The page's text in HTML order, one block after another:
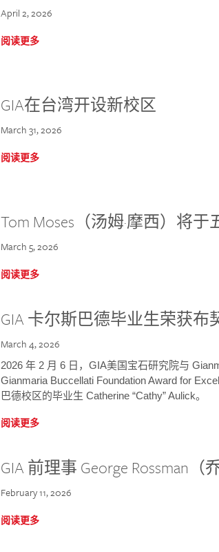
April 2, 2026
阅读更多
GIA在台湾开设新校区
March 31, 2026
阅读更多
Tom Moses（汤姆·摩西）将于
March 5, 2026
阅读更多
GIA 卡尔斯巴德毕业生荣获
March 4, 2026
2026 年 2 月 6 日，GIA美国宝石研究院与
Gianmaria Buccellati Foundation Award for
巴德校区的毕业生 Catherine “Cathy” Aulick。
阅读更多
GIA 前理事 George Rossman
February 11, 2026
阅读更多